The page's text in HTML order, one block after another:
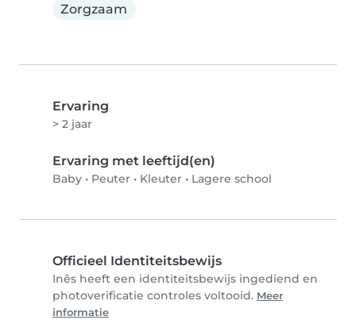
Zorgzaam
Ervaring
> 2 jaar
Ervaring met leeftijd(en)
Baby • Peuter • Kleuter • Lagere school
Officieel Identiteitsbewijs
Inês heeft een identiteitsbewijs ingediend en
photoverificatie controles voltooid. Meer
informatie